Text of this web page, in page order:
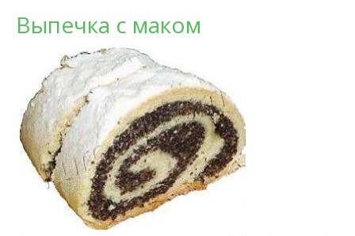
Выпечка с маком